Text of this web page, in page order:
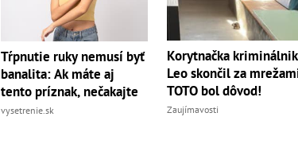
Tŕpnutie ruky nemusí byť
banalita: Ak máte aj
tento príznak, nečakajte
vysetrenie.sk
Korytnačka
Leo skončil za
TOTO bol dôvod!
Zaujímavosti